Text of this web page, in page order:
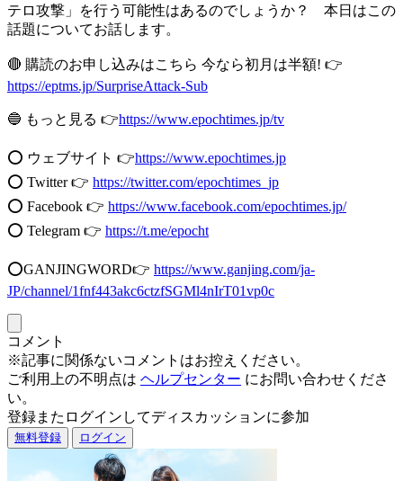
テロ攻撃」を行う可能性はあるのでしょうか？ 本日はこの
話題についてお話します。
🔴 購読のお申し込みはこちら 今なら初月は半額! 👉
https://eptms.jp/SurpriseAttack-Sub
🔵 もっと見る 👉https://www.epochtimes.jp/tv
⭕️ ウェブサイト 👉https://www.epochtimes.jp​​
⭕️ Twitter 👉 https://twitter.com/epochtimes_jp
⭕️ Facebook 👉 https://www.facebook.com/epochtimes.jp/
⭕️ Telegram 👉 https://t.me/epocht
⭕️GANJINGWORD👉 https://www.ganjing.com/ja-
JP/channel/1fnf443akc6ctzfSGMl4nIrT01vp0c
コメント
※記事に関係ないコメントはお控えください。
ご利用上の不明点は ヘルプセンター にお問い合わせくださ
い。
登録またログインしてディスカッションに参加
無料登録 ログイン